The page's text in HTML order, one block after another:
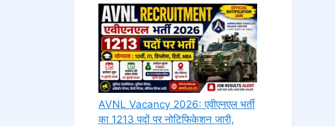
AVNL Vacancy 2026: एवीएनएल भर्ती
का 1213 पदों पर नोटिफिकेशन जारी,